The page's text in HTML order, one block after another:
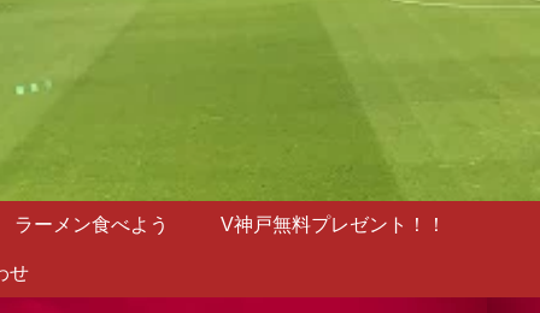
ラーメン食べよう V神戸無料プレゼント！！
せ